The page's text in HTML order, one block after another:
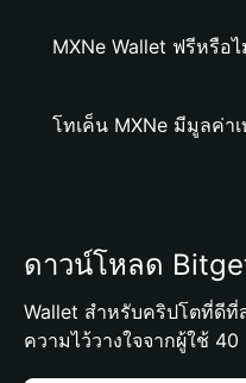
MXNe Wallet ฟรีหรือไ
โทเค็น MXNe มีมูลค่าเ
ดาวน์โหลด
Wallet สำหรับคริปโตที่ดี
ความไว้วางใจจากผู้ใช้